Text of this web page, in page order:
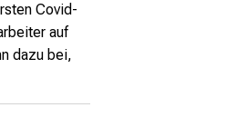
Covid-
auf
dazu bei,